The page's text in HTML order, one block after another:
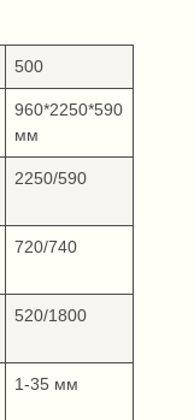
500
960*2250*590
мм
2250/590
720/740
520/1800
1-35 мм